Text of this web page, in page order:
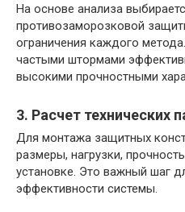
На основе анализа
противозаморозковой
ограничения каждого
частыми штормами
высокими прочностными
3. Расчет технических
Для монтажа защитных
размеры, нагрузки,
установке. Это важный шаг
эффективности системы.